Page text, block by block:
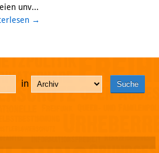
unv...
→
in